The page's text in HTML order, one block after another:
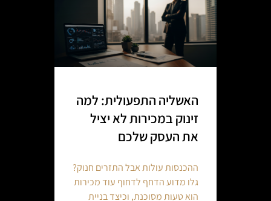
האשליה התפעולית: למה
זינוק במכירות לא יציל
את העסק שלכם
ההכנסות עולות אבל התזרים חנוק?
גלו מדוע הדחף לדחוף עוד מכירות
הוא טעות מסוכנת, וכיצד בניית